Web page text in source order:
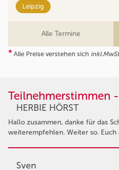
Leipzig
Alle Termine
* Alle Preise verstehen sich inkl.MwSt
Teilnehmerstimmen
HERBIE HÖRST
Hallo zusammen, danke für das
weiterempfehlen. Weiter so.
Sven